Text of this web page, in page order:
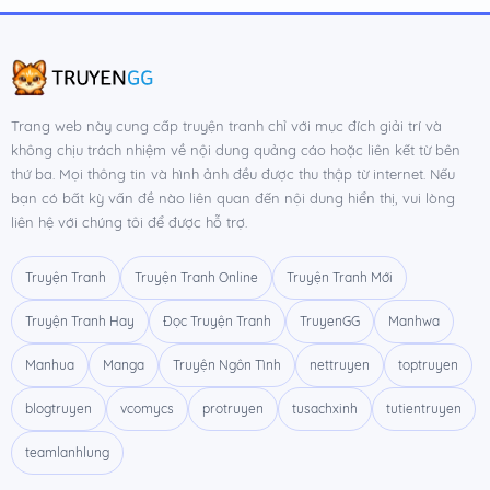
Chương 75
Chương 74 09/09/2022
Chương 73 05/09/2022
Chương 72 29/08/2022
Chương 71 26/08/2022
Chương 70 22/08/2022
Chương 69 19/08/2022
Chương 68 15/08/2022
Chương 67 12/08/2022
Chương 66
Trang web này cung cấp truyện tranh chỉ với mục đích giải trí và
không chịu trách nhiệm về nội dung quảng cáo hoặc liên kết từ bên
thứ ba. Mọi thông tin và hình ảnh đều được thu thập từ internet. Nếu
bạn có bất kỳ vấn đề nào liên quan đến nội dung hiển thị, vui lòng
liên hệ với chúng tôi để được hỗ trợ.
Truyện Tranh Truyện Tranh Online Truyện Tranh Mới
Truyện Tranh Hay Đọc Truyện Tranh TruyenGG Manhwa
Manhua Manga Truyện Ngôn Tình nettruyen toptruyen
blogtruyen vcomycs protruyen tusachxinh tutientruyen
teamlanhlung